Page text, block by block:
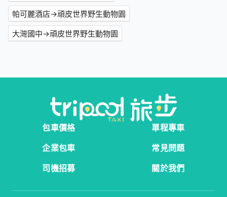
帕可麗酒店→頑皮世界野生動物園
大灣國中→頑皮世界野生動物園
包車價格
單程專車
企業包車
常見問題
司機招募
關於我們